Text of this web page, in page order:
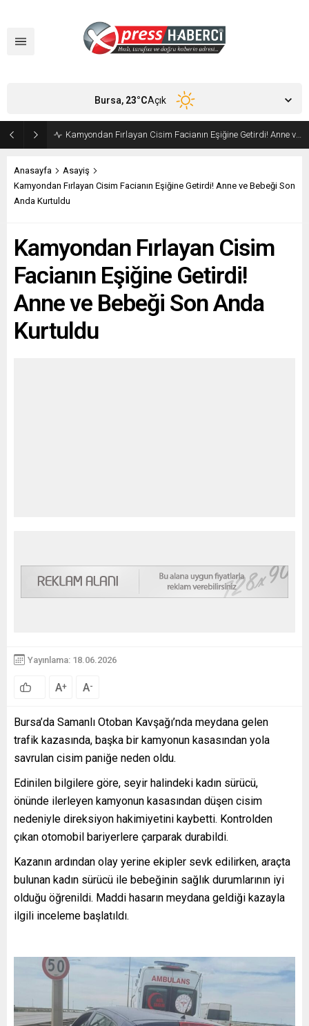
Kamyondan Fırlayan Cisim Facianın Eşiğine Getirdi! Anne ve Bebeği Son Anda Kurtuldu
Bursa, 23°CAçık
Anasayfa
Asayiş
Kamyondan Fırlayan Cisim Facianın Eşiğine Getirdi! Anne ve Bebeği Son
Anda Kurtuldu
Kamyondan Fırlayan Cisim
Facianın Eşiğine Getirdi!
Anne ve Bebeği Son Anda
Kurtuldu
Yayınlama: 18.06.2026
A+ A-
Bursa’da Samanlı Otoban Kavşağı’nda meydana gelen
trafik kazasında, başka bir kamyonun kasasından yola
savrulan cisim paniğe neden oldu.
Edinilen bilgilere göre, seyir halindeki kadın sürücü,
önünde ilerleyen kamyonun kasasından düşen cisim
nedeniyle direksiyon hakimiyetini kaybetti. Kontrolden
çıkan otomobil bariyerlere çarparak durabildi.
Kazanın ardından olay yerine ekipler sevk edilirken, araçta
bulunan kadın sürücü ile bebeğinin sağlık durumlarının iyi
olduğu öğrenildi. Maddi hasarın meydana geldiği kazayla
ilgili inceleme başlatıldı.